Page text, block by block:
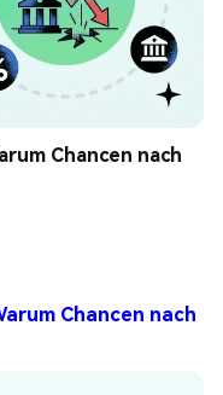
Chancen nach
Chancen nach